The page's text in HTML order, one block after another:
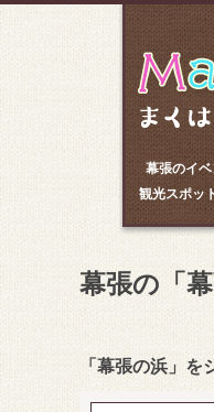
幕張のイ
観光スポッ
幕張の「
「幕張の浜」を